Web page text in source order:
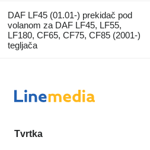
DAF LF45 (01.01-) prekidač pod
volanom za DAF LF45, LF55,
LF180, CF65, CF75, CF85 (2001-)
tegljača
Tvrtka